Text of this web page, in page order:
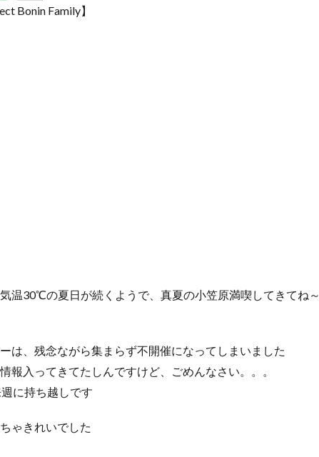
Bonin Family】
温30℃の夏日が続くようで、真夏の小笠原満喫してきてね～
は、残念ながら集まらず不開催になってしまいました
報入ってきてたしんですけど、ごめんなさい。。。
に持ち越しです
ゃきれいでした